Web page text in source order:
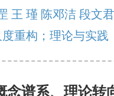
王 瑾 陈邓洁 段文
重构；理论与实践
念谱系、理论转